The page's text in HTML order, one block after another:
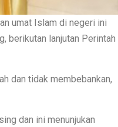
umat Islam di negeri ini
berikutan lanjutan Perintah
dan tidak membebankan,
dan ini menunjukan